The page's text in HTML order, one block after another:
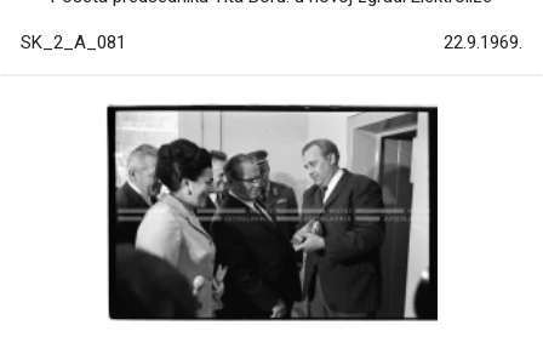
SK_2_A_081 22.9.1969.